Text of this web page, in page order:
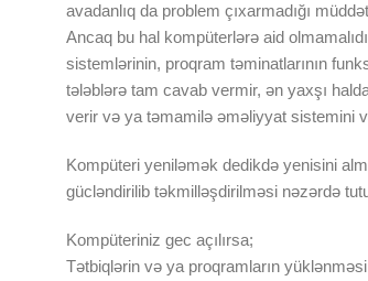
avadanlıq da problem çıxarmadığı
Ancaq bu hal kompüterlərə aid
sistemlərinin, proqram təminatlarının
tələblərə tam cavab vermir, ən yaxşı
verir və ya təmamilə əməliyyat sistemini
Kompüteri yeniləmək dedikdə yenisini
gücləndirilib təkmilləşdirilməsi nəzərdə
Kompüteriniz gec açılırsa;
Tətbiqlərin və ya proqramların